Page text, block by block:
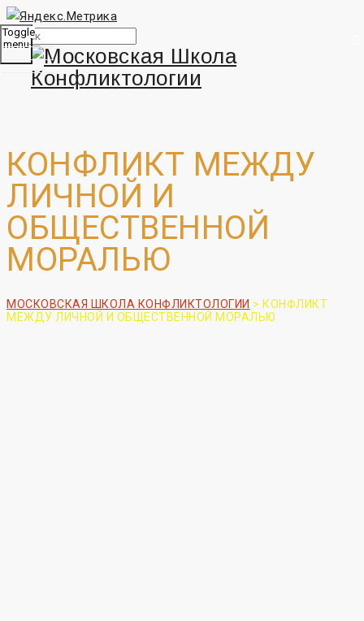
Toggle
menu
КОНФЛИКТ МЕЖДУ
ЛИЧНОЙ И
ОБЩЕСТВЕННОЙ
МОРАЛЬЮ
МОСКОВСКАЯ ШКОЛА КОНФЛИКТОЛОГИИ > КОНФЛИКТ
МЕЖДУ ЛИЧНОЙ И ОБЩЕСТВЕННОЙ МОРАЛЬЮ